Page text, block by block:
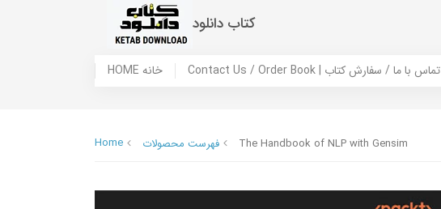
کتاب دانلود
HOME خانه Contact Us / Order Book | تماس با ما / سفارش کتاب
Home فهرست محصولات The Handbook of NLP with Gensim